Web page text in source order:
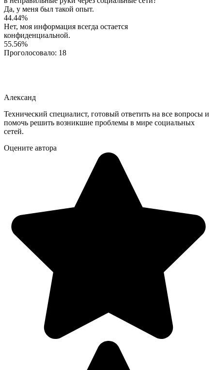
Да, у меня был такой опыт.
44.44%
Нет, моя информация всегда остается
конфиденциальной.
55.56%
Проголосовало: 18
Александ
Технический специалист, готовый ответить на все вопросы и
помочь решить возникшие проблемы в мире социальных
сетей.
Оцените автора